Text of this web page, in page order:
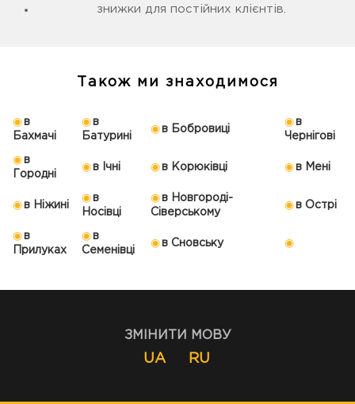
знижки для постійних клієнтів.
Також ми знаходимося
в
Бахмачі
в
Батурині
в Бобровиці
в
Чернігові
в
Городні
в Ічні в Корюківці в Мені
в Ніжині
в
Носівці
в Новгороді-
Сіверському
в Острі
в
Прилуках
в
Семенівці
в Сновську
ЗМІНИТИ МОВУ
UA RU